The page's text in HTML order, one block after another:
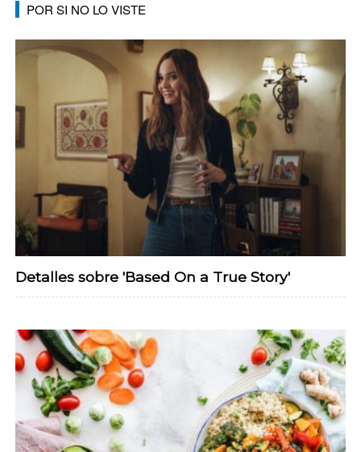
POR SI NO LO VISTE
Detalles sobre 'Based On a True Story'